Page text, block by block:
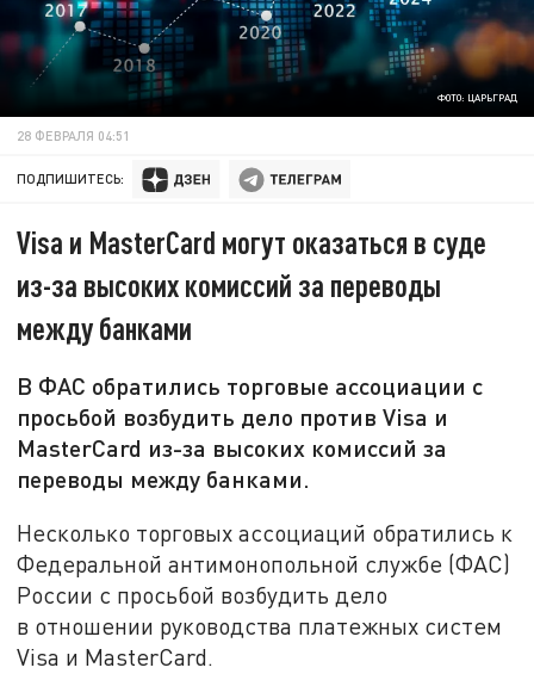
ФОТО: ЦАРЬГРАД
28 ФЕВРАЛЯ 04:51
ПОДПИШИТЕСЬ:
Visa и MasterCard могут оказаться в суде
из-за высоких комиссий за переводы
между банками
В ФАС обратились торговые ассоциации с
просьбой возбудить дело против Visa и
MasterCard из-за высоких комиссий за
переводы между банками.
Несколько торговых ассоциаций обратились к
Федеральной антимонопольной службе (ФАС)
России с просьбой возбудить дело
в отношении руководства платежных систем
Visa и MasterCard.